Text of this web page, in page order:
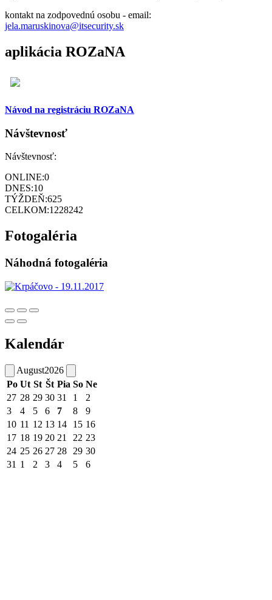
kontakt na zodpovednú osobu - email:
jela.maruskinova@itsecurity.sk
aplikácia ROZaNA
Návod na registráciu ROZaNA
Návštevnosť
Návštevnosť:
ONLINE:0
DNES:10
TÝŽDEŇ:625
CELKOM:1228242
Fotogaléria
Náhodná fotogaléria
Kalendár
August2026
Po Ut St Št Pia So Ne
27 28 29 30 31 1
2
3
4 5 6 7 8
9
10 11 12 13 14 15 16
17 18 19 20 21 22 23
24 25 26 27 28 29 30
31 1 2 3 4 5 6